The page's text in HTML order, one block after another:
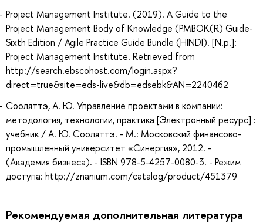
Project Management Institute. (2019). A Guide to the
Project Management Body of Knowledge (PMBOK(R) Guide-
Sixth Edition / Agile Practice Guide Bundle (HINDI). [N.p.]:
Project Management Institute. Retrieved from
http://search.ebscohost.com/login.aspx?
direct=true&site=eds-live&db=edsebk&AN=2240462
Сооляттэ, А. Ю. Управление проектами в компании:
методология, технологии, практика [Электронный ресурс] :
учебник / А. Ю. Сооляттэ. - М.: Московский финансово-
промышленный университет «Синергия», 2012. -
(Академия бизнеса). - ISBN 978-5-4257-0080-3. - Режим
доступа: http://znanium.com/catalog/product/451379
Рекомендуемая дополнительная литература